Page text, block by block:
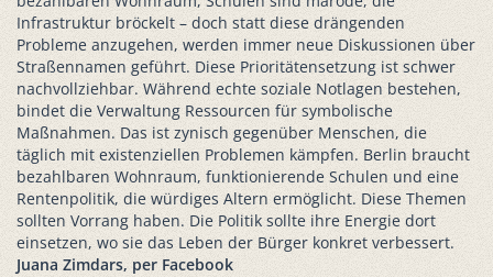
Infrastruktur bröckelt – doch statt diese drängenden
Probleme anzugehen, werden immer neue Diskussionen über
Straßennamen geführt. Diese Prioritätensetzung ist schwer
nachvollziehbar. Während echte soziale Notlagen bestehen,
bindet die Verwaltung Ressourcen für symbolische
Maßnahmen. Das ist zynisch gegenüber Menschen, die
täglich mit existenziellen Problemen kämpfen. Berlin braucht
bezahlbaren Wohnraum, funktionierende Schulen und eine
Rentenpolitik, die würdiges Altern ermöglicht. Diese Themen
sollten Vorrang haben. Die Politik sollte ihre Energie dort
einsetzen, wo sie das Leben der Bürger konkret verbessert.
Juana Zimdars, per Facebook